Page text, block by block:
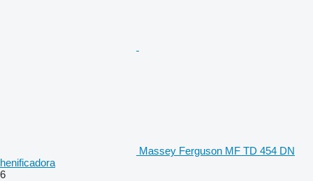
Massey Ferguson MF TD 454 DN
henificadora
6